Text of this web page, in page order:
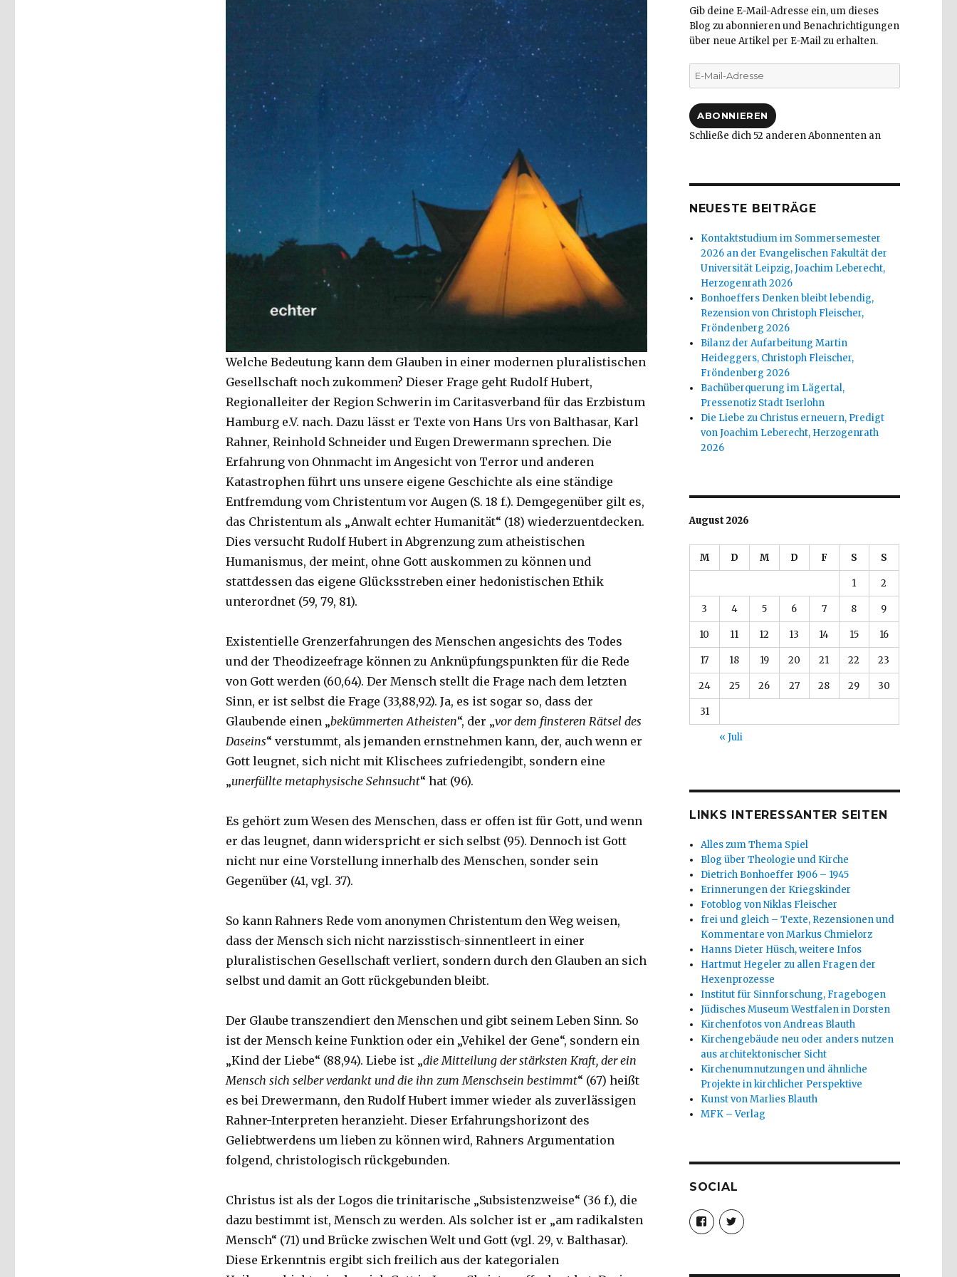
Welche Bedeutung kann dem Glauben in einer modernen pluralistischen
Gesellschaft noch zukommen? Dieser Frage geht Rudolf Hubert,
Regionalleiter der Region Schwerin im Caritasverband für das Erzbistum
Hamburg e.V. nach. Dazu lässt er Texte von Hans Urs von Balthasar, Karl
Rahner, Reinhold Schneider und Eugen Drewermann sprechen. Die
Erfahrung von Ohnmacht im Angesicht von Terror und anderen
Katastrophen führt uns unsere eigene Geschichte als eine ständige
Entfremdung vom Christentum vor Augen (S. 18 f.). Demgegenüber gilt es,
das Christentum als „Anwalt echter Humanität“ (18) wiederzuentdecken.
Dies versucht Rudolf Hubert in Abgrenzung zum atheistischen
Humanismus, der meint, ohne Gott auskommen zu können und
stattdessen das eigene Glücksstreben einer hedonistischen Ethik
unterordnet (59, 79, 81).
Existentielle Grenzerfahrungen des Menschen angesichts des Todes
und der Theodizeefrage können zu Anknüpfungspunkten für die Rede
von Gott werden (60,64). Der Mensch stellt die Frage nach dem letzten
Sinn, er ist selbst die Frage (33,88,92). Ja, es ist sogar so, dass der
Glaubende einen „bekümmerten Atheisten“, der „vor dem finsteren Rätsel des
Daseins“ verstummt, als jemanden ernstnehmen kann, der, auch wenn er
Gott leugnet, sich nicht mit Klischees zufriedengibt, sondern eine
„unerfüllte metaphysische Sehnsucht“ hat (96).
Es gehört zum Wesen des Menschen, dass er offen ist für Gott, und wenn
er das leugnet, dann widerspricht er sich selbst (95). Dennoch ist Gott
nicht nur eine Vorstellung innerhalb des Menschen, sonder sein
Gegenüber (41, vgl. 37).
So kann Rahners Rede vom anonymen Christentum den Weg weisen,
dass der Mensch sich nicht narzisstisch-sinnentleert in einer
pluralistischen Gesellschaft verliert, sondern durch den Glauben an sich
selbst und damit an Gott rückgebunden bleibt.
Der Glaube transzendiert den Menschen und gibt seinem Leben Sinn. So
ist der Mensch keine Funktion oder ein „Vehikel der Gene“, sondern ein
„Kind der Liebe“ (88,94). Liebe ist „die Mitteilung der stärksten Kraft, der ein
Mensch sich selber verdankt und die ihn zum Menschsein bestimmt“ (67) heißt
es bei Drewermann, den Rudolf Hubert immer wieder als zuverlässigen
Rahner-Interpreten heranzieht. Dieser Erfahrungshorizont des
Geliebtwerdens um lieben zu können wird, Rahners Argumentation
folgend, christologisch rückgebunden.
Christus ist als der Logos die trinitarische „Subsistenzweise“ (36 f.), die
dazu bestimmt ist, Mensch zu werden. Als solcher ist er „am radikalsten
Mensch“ (71) und Brücke zwischen Welt und Gott (vgl. 29, v. Balthasar).
Diese Erkenntnis ergibt sich freilich aus der kategorialen
Gib deine E-Mail-Adresse ein, um dieses
Blog zu abonnieren und Benachrichtigungen
über neue Artikel per E-Mail zu erhalten.
E-
Mail-
ABONNIEREN
Schließe dich 52 anderen Abonnenten an
NEUESTE BEITRÄGE
Kontaktstudium im Sommersemester
2026 an der Evangelischen Fakultät der
Universität Leipzig, Joachim Leberecht,
Herzogenrath 2026
Bonhoeffers Denken bleibt lebendig,
Rezension von Christoph Fleischer,
Fröndenberg 2026
Bilanz der Aufarbeitung Martin
Heideggers, Christoph Fleischer,
Fröndenberg 2026
Bachüberquerung im Lägertal,
Pressenotiz Stadt Iserlohn
Die Liebe zu Christus erneuern, Predigt
von Joachim Leberecht, Herzogenrath
2026
August 2026
M D M D F S S
1 2
3 4 5 6 7 8 9
10 11 12 13 14 15 16
17 18 19 20 21 22 23
24 25 26 27 28 29 30
31
« Juli
LINKS INTERESSANTER SEITEN
Alles zum Thema Spiel
Blog über Theologie und Kirche
Dietrich Bonhoeffer 1906 – 1945
Erinnerungen der Kriegskinder
Fotoblog von Niklas Fleischer
frei und gleich – Texte, Rezensionen und
Kommentare von Markus Chmielorz
Hanns Dieter Hüsch, weitere Infos
Hartmut Hegeler zu allen Fragen der
Hexenprozesse
Institut für Sinnforschung, Fragebogen
Jüdisches Museum Westfalen in Dorsten
Kirchenfotos von Andreas Blauth
Kirchengebäude neu oder anders nutzen
aus architektonischer Sicht
Kirchenumnutzungen und ähnliche
Projekte in kirchlicher Perspektive
Kunst von Marlies Blauth
MFK – Verlag
SOCIAL
Profil
von
christoph.fleischer1
anzeigen
Profil
von
anzeigen